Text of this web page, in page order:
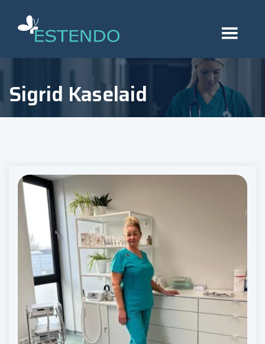
Sigrid Kaselaid